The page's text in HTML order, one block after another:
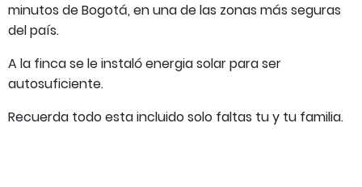
minutos de Bogotá, en una de las zonas más seguras
del país.
A la finca se le instaló energia solar para ser
autosuficiente.
Recuerda todo esta incluido solo faltas tu y tu familia.